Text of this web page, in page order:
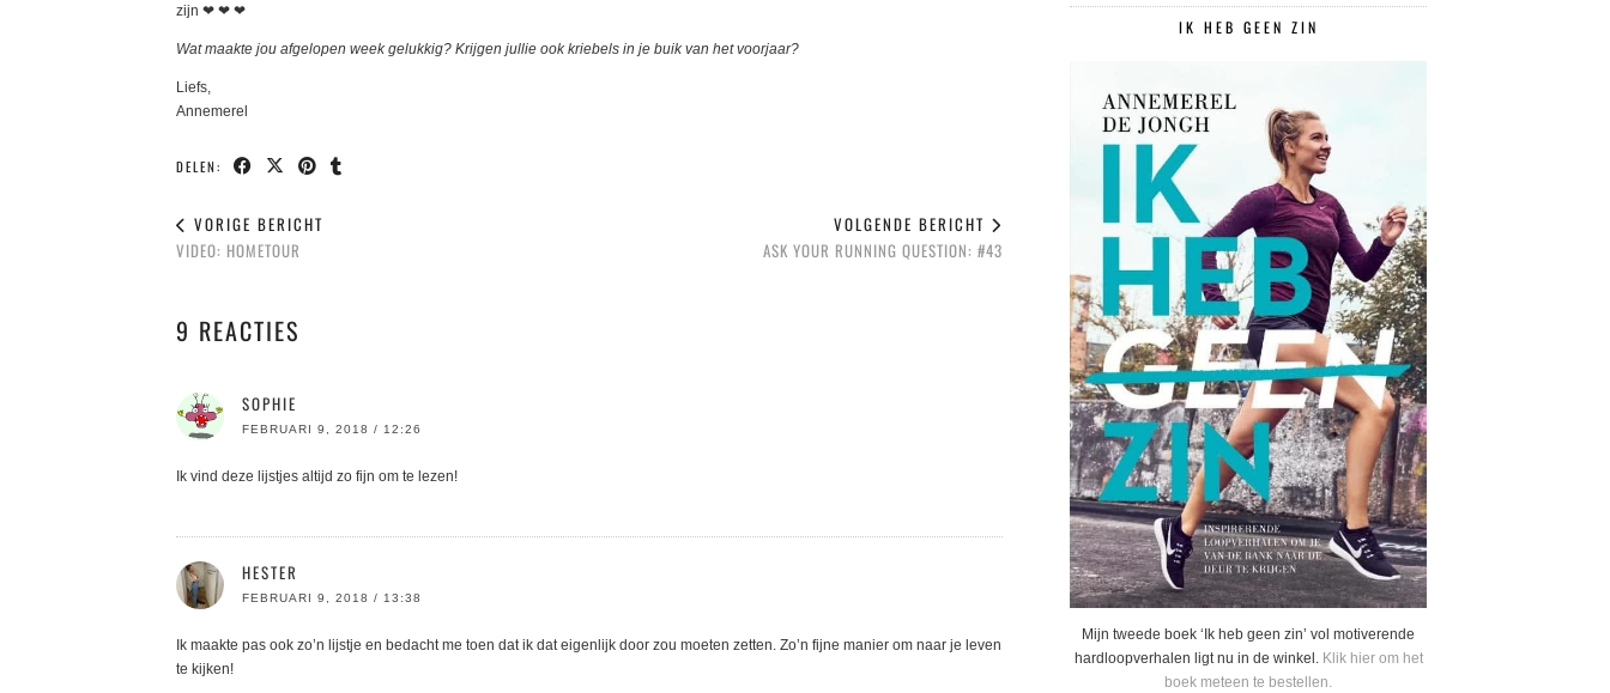
zijn ❤ ❤ ❤
Wat maakte jou afgelopen week gelukkig? Krijgen jullie ook kriebels in je buik van het voorjaar?
Liefs,
Annemerel
DELEN:
VORIGE BERICHT
VIDEO: HOMETOUR
VOLGENDE BERICHT
ASK YOUR RUNNING QUESTION: #43
9 REACTIES
SOPHIE
FEBRUARI 9, 2018 / 12:26
Ik vind deze lijstjes altijd zo fijn om te lezen!
HESTER
FEBRUARI 9, 2018 / 13:38
Ik maakte pas ook zo’n lijstje en bedacht me toen dat ik dat eigenlijk door zou moeten zetten. Zo’n fijne manier om naar je leven
te kijken!
IK HEB GEEN ZIN
Mijn tweede boek ‘Ik heb geen zin’ vol motiverende
hardloopverhalen ligt nu in de winkel. Klik hier om het
boek meteen te bestellen.